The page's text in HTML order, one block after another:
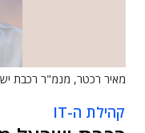
מאיר רכטר, מנמ"ר רכבת
קהילת ה-IT